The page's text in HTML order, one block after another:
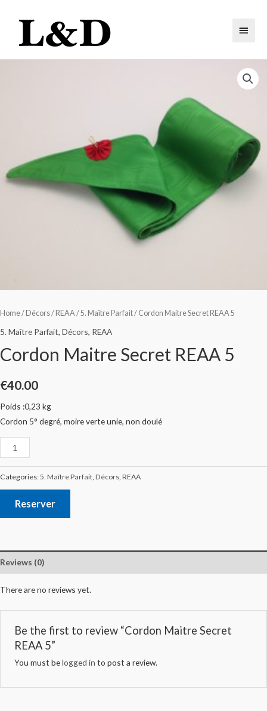
Home/ Décors/ REAA /5. Maître Parfait/ Cordon Maitre Secret REAA 5
5. Maître Parfait, Décors, REAA
Cordon Maitre Secret REAA 5
€40.00
Poids :0,23 kg
Cordon 5° degré, moire verte unie, non doulé
Categories:5. Maître Parfait Décors REAA
Reserver
Reviews (0)
There are no reviews yet.
Be the first to review “Cordon Maitre Secret
REAA 5”
You must belogged in to post a review.